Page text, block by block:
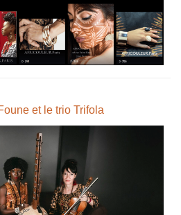
et le trio Trifola